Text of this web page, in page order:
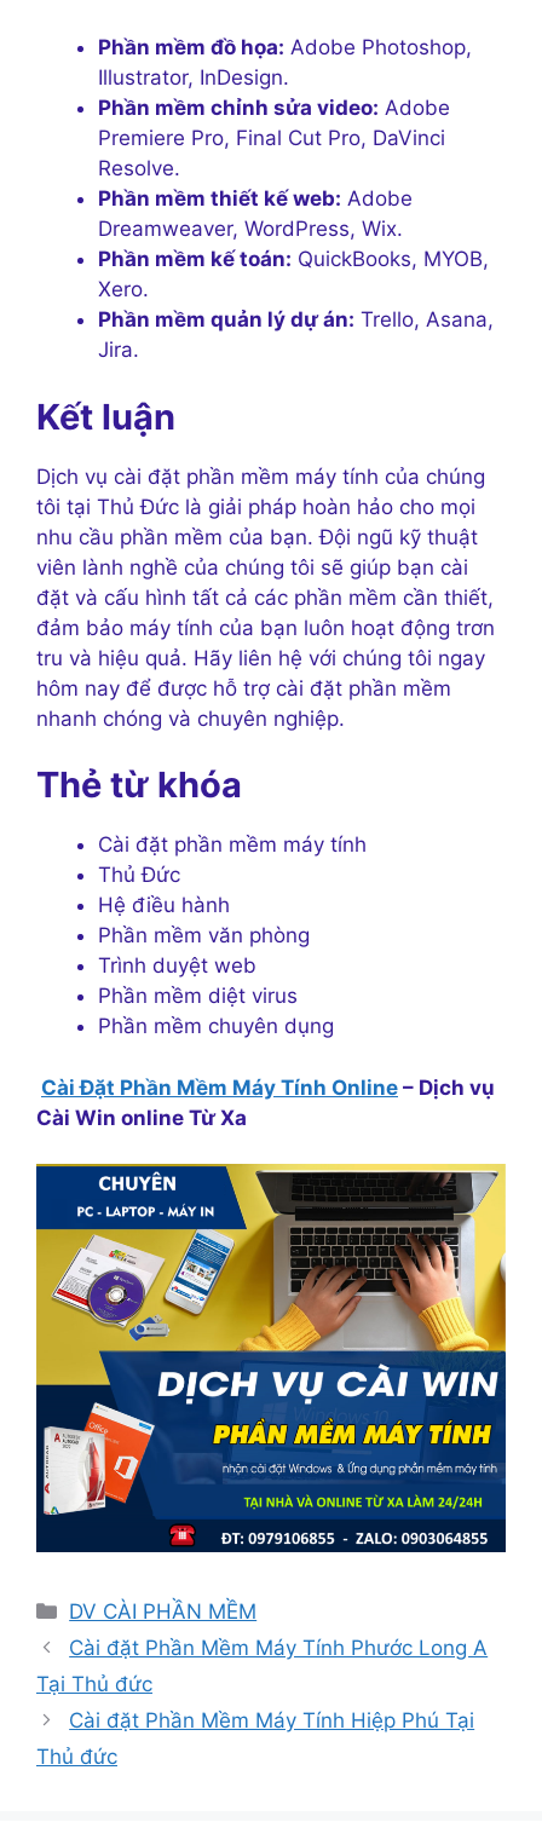
Phần mềm đồ họa: Adobe Photoshop,
Illustrator, InDesign.
Phần mềm chỉnh sửa video: Adobe
Premiere Pro, Final Cut Pro, DaVinci
Resolve.
Phần mềm thiết kế web: Adobe
Dreamweaver, WordPress, Wix.
Phần mềm kế toán: QuickBooks, MYOB,
Xero.
Phần mềm quản lý dự án: Trello, Asana,
Jira.
Kết luận
Dịch vụ cài đặt phần mềm máy tính của chúng
tôi tại Thủ Đức là giải pháp hoàn hảo cho mọi
nhu cầu phần mềm của bạn. Đội ngũ kỹ thuật
viên lành nghề của chúng tôi sẽ giúp bạn cài
đặt và cấu hình tất cả các phần mềm cần thiết,
đảm bảo máy tính của bạn luôn hoạt động trơn
tru và hiệu quả. Hãy liên hệ với chúng tôi ngay
hôm nay để được hỗ trợ cài đặt phần mềm
nhanh chóng và chuyên nghiệp.
Thẻ từ khóa
Cài đặt phần mềm máy tính
Thủ Đức
Hệ điều hành
Phần mềm văn phòng
Trình duyệt web
Phần mềm diệt virus
Phần mềm chuyên dụng
Cài Đặt Phần Mềm Máy Tính Online – Dịch vụ
Cài Win online Từ Xa
Danh
mục
DV CÀI PHẦN MỀM
Cài đặt Phần Mềm Máy Tính Phước Long A
Tại Thủ đức
Cài đặt Phần Mềm Máy Tính Hiệp Phú Tại
Thủ đức